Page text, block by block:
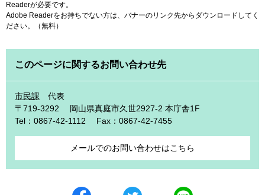
Readerが必要です。
Adobe Readerをお持ちでない方は、バナーのリンク先からダウンロードしてく
ださい。（無料）
このページに関するお問い合わせ先
市民課
代表
〒719-3292
岡山県真庭市久世2927-2 本庁舎1F
Tel：0867-42-1112
Fax：0867-42-7455
メールでのお問い合わせはこちら